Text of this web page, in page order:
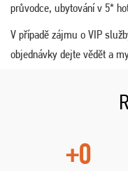
průvodce, ubytování v 5*
V případě zájmu o VIP
objednávky dejte vědět a
+0